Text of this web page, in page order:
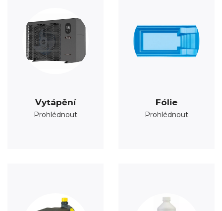
Vytápění
Prohlédnout
Fólie
Prohlédnout